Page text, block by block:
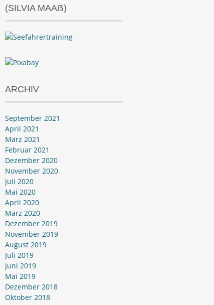
(SILVIA MAAẞ)
ARCHIV
September 2021
April 2021
März 2021
Februar 2021
Dezember 2020
November 2020
Juli 2020
Mai 2020
April 2020
März 2020
Dezember 2019
November 2019
August 2019
Juli 2019
Juni 2019
Mai 2019
Dezember 2018
Oktober 2018